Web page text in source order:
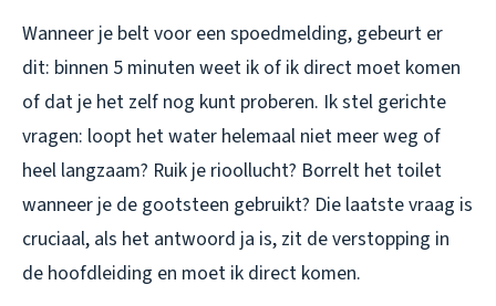
Wanneer je belt voor een spoedmelding, gebeurt er
dit: binnen 5 minuten weet ik of ik direct moet komen
of dat je het zelf nog kunt proberen. Ik stel gerichte
vragen: loopt het water helemaal niet meer weg of
heel langzaam? Ruik je rioollucht? Borrelt het toilet
wanneer je de gootsteen gebruikt? Die laatste vraag is
cruciaal, als het antwoord ja is, zit de verstopping in
de hoofdleiding en moet ik direct komen.